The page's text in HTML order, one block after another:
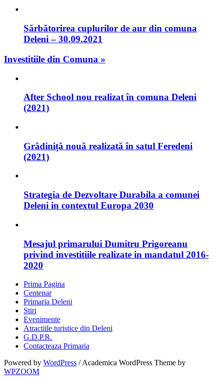
Sărbătorirea cuplurilor de aur din comuna
Deleni – 30.09.2021
Investitiile din Comuna »
After School nou realizat în comuna Deleni
(2021)
Grădiniță nouă realizată în satul Feredeni
(2021)
Strategia de Dezvoltare Durabila a comunei
Deleni in contextul Europa 2030
Mesajul primarului Dumitru Prigoreanu
privind investitiile realizate in mandatul 2016-
2020
Prima Pagina
Centenar
Primaria Deleni
Stiri
Evenimente
Atractiile turistice din Deleni
G.D.P.R.
Contacteaza Primaria
Powered by WordPress / Academica WordPress Theme by
WPZOOM